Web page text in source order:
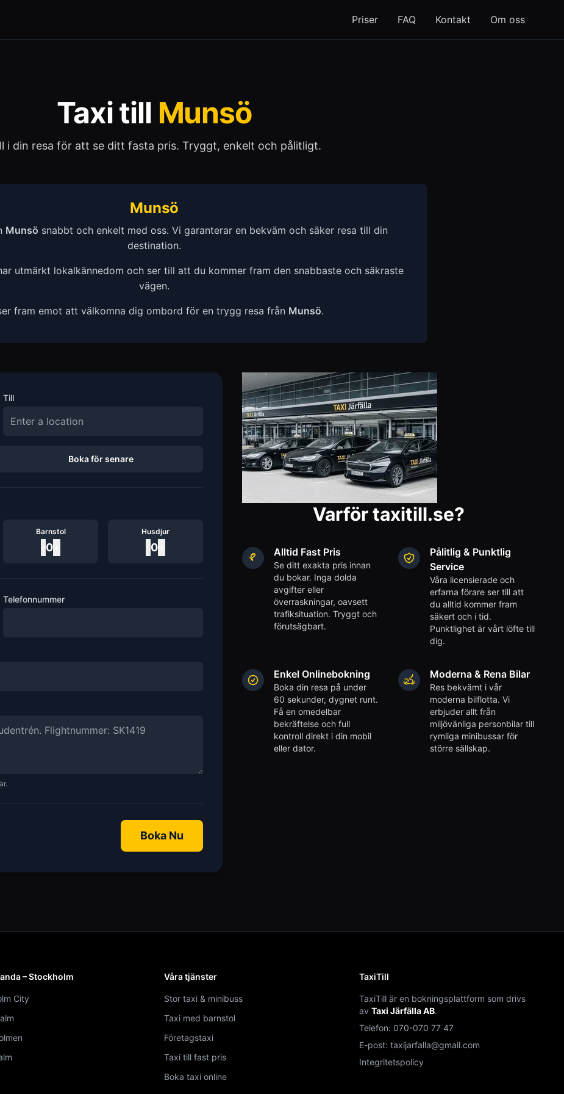
Priser FAQ Kontakt Om oss
Taxi till Munsö
i din resa för att se ditt fasta pris. Tryggt, enkelt och pålitligt.
Munsö
Munsö snabbt och enkelt med oss. Vi garanterar en bekväm och säker resa till din
destination.
utmärkt lokalkännedom och ser till att du kommer fram den snabbaste och säkraste
vägen.
fram emot att välkomna dig ombord för en trygg resa från Munsö.
Till
Boka för senare
Barnstol
0
Husdjur
0
Telefonnummer
Boka Nu
Varför taxitill.se?
Alltid Fast Pris
Se ditt exakta pris innan
du bokar. Inga dolda
avgifter eller
överraskningar, oavsett
trafiksituation. Tryggt och
förutsägbart.
Pålitlig & Punktlig
Service
Våra licensierade och
erfarna förare ser till att
du alltid kommer fram
säkert och i tid.
Punktlighet är vårt löfte till
dig.
Enkel Onlinebokning
Boka din resa på under
60 sekunder, dygnet runt.
Få en omedelbar
bekräftelse och full
kontroll direkt i din mobil
eller dator.
Moderna & Rena Bilar
Res bekvämt i vår
moderna bilflotta. Vi
erbjuder allt från
miljövänliga personbilar till
rymliga minibussar för
större sällskap.
– Stockholm
City
Våra tjänster
Stor taxi & minibuss
Taxi med barnstol
Företagstaxi
Taxi till fast pris
Boka taxi online
TaxiTill
TaxiTill är en bokningsplattform som drivs
av Taxi Järfälla AB.
Telefon: 070-070 77 47
E-post: taxijarfalla@gmail.com
Integritetspolicy